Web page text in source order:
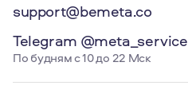
support@bemeta.co
Telegram @meta_service
По будням с 10 до 22 Мск